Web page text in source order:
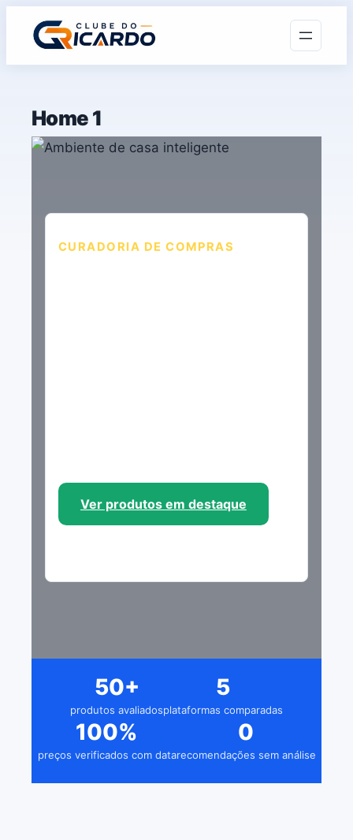
Home 1
CURADORIA DE COMPRAS
Ver produtos em destaque
50+
produtos avaliados
5
plataformas comparadas
100%
preços verificados com data
0
recomendações sem análise